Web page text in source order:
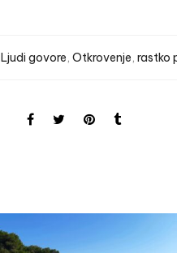
Ljudi govore, Otkrovenje, rastko